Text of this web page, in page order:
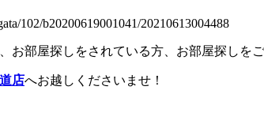
102/b20200619001041/20210613004488
お部屋探しをされている方、お部屋探しを
店へお越しくださいませ！